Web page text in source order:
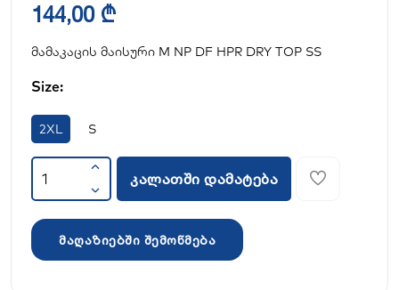
144,00 ₾
მამაკაცის მაისური M NP DF HPR DRY TOP SS
Size:
2XL S
კალათში დამატება
მაღაზიებში შემოწმება